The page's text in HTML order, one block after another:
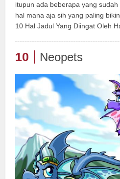
itupun ada beberapa yang
hal mana aja sih yang paling
10 Hal Jadul Yang Diingat Oleh
10 Neopets